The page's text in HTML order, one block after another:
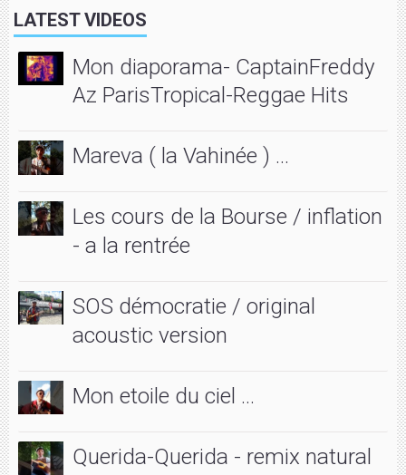
LATEST VIDEOS
Mon diaporama- CaptainFreddy
Az ParisTropical-Reggae Hits
Mareva ( la Vahinée ) ...
Les cours de la Bourse / inflation
- a la rentrée
SOS démocratie / original
acoustic version
Mon etoile du ciel ...
Querida-Querida - remix natural